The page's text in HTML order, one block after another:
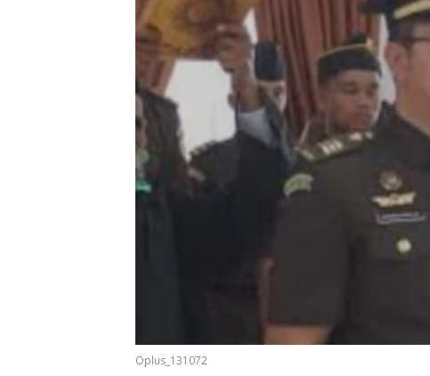
Oplus_131072
Selamat Atas
Pelantikan
Ucapan
Selamat Atas
Selamat